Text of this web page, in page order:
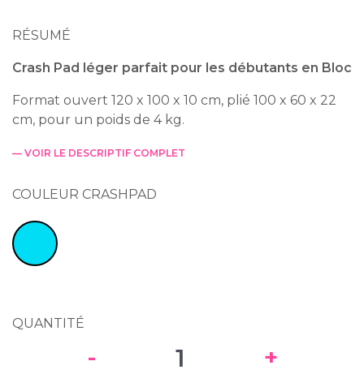
RÉSUMÉ
Crash Pad léger parfait pour les débutants en Bloc
Format ouvert 120 x 100 x 10 cm, plié 100 x 60 x 22
cm, pour un poids de 4 kg.
— VOIR LE DESCRIPTIF COMPLET
COULEUR CRASHPAD
Deep Water
QUANTITÉ
- +